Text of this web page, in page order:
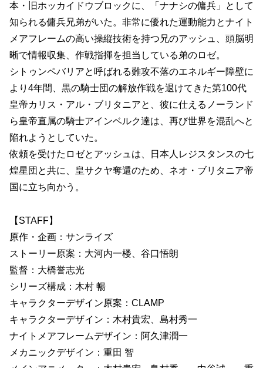
本・旧ホッカイドウブロックに、「ナナシの傭兵」として
知られる傭兵兄弟がいた。非常に優れた運動能力とナイト
メアフレームの高い操縦技術を持つ兄のアッシュ、頭脳明
晰で情報収集、作戦指揮を担当している弟のロゼ。
シトゥンペバリアと呼ばれる難攻不落のエネルギー障壁に
より4年間、黒の騎士団の解放作戦を退けてきた第100代
皇帝カリス・アル・ブリタニアと、彼に仕えるノーランド
ら皇帝直属の騎士アインベルク達は、再び世界を混乱へと
陥れようとしていた。
依頼を受けたロゼとアッシュは、日本人レジスタンスの七
煌星団と共に、皇サクヤ奪還のため、ネオ・ブリタニア帝
国に立ち向かう。
【STAFF】
原作・企画：サンライズ
ストーリー原案：大河内一楼、谷口悟朗
監督：大橋誉志光
シリーズ構成：木村 暢
キャラクターデザイン原案：CLAMP
キャラクターデザイン：木村貴宏、島村秀一
ナイトメアフレームデザイン：阿久津潤一
メカニックデザイン：重田 智